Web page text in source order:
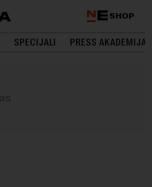
SHOP
SPECIJALI PRESS AKADEMIJA